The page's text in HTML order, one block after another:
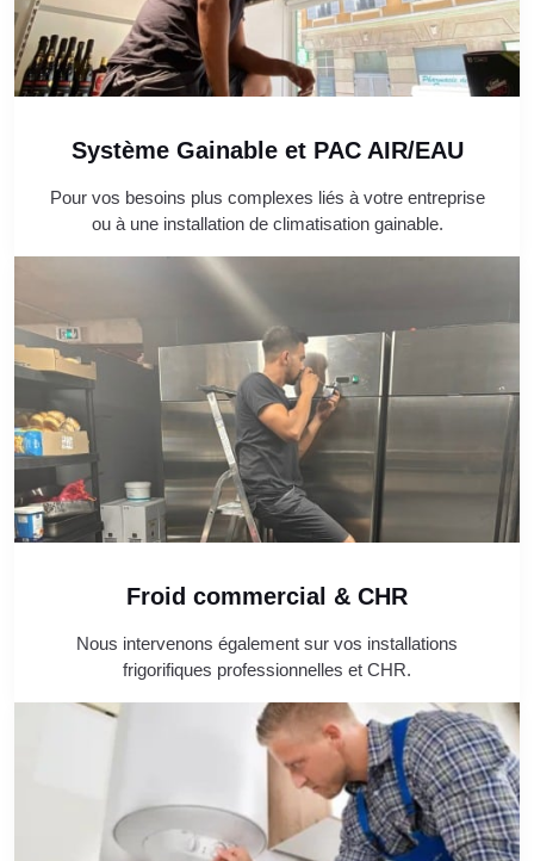
Système Gainable et PAC AIR/EAU
Pour vos besoins plus complexes liés à votre entreprise
ou à une installation de climatisation gainable.
Froid commercial & CHR
Nous intervenons également sur vos installations
frigorifiques professionnelles et CHR.